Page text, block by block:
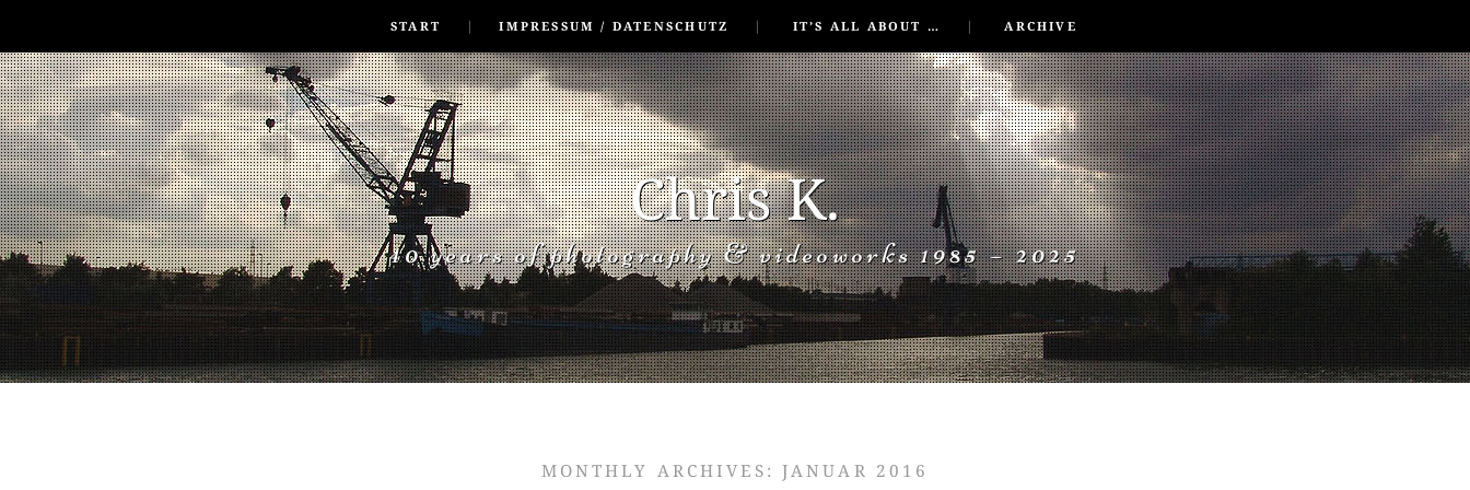
START
IMPRESSUM / DATENSCHUTZ IT’S ALL ABOUT … ARCHIVE
Chris K.
40 years of photography & videoworks 1985 – 2025
MONTHLY ARCHIVES:JANUAR 2016